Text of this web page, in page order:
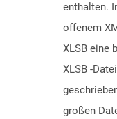
enthalten.
offenem
XLSB eine
XLSB -
großen